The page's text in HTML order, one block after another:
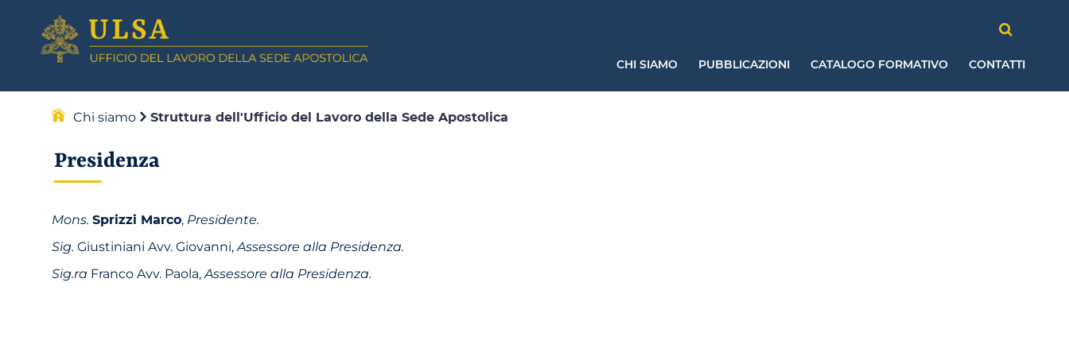
CHI SIAMO PUBBLICAZIONI CATALOGO FORMATIVO CONTATTI
Chi siamo Struttura dell'Ufficio del Lavoro della Sede Apostolica
Presidenza
Mons. Sprizzi Marco, Presidente.
Sig. Giustiniani Avv. Giovanni,Assessore alla Presidenza.
Sig.ra Franco Avv. Paola,Assessore alla Presidenza.